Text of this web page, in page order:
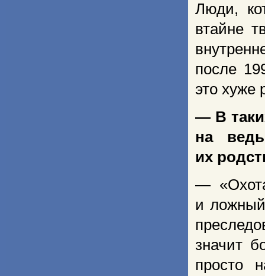
Люди,
втайне
после
это хуже
— В
на
их
—
и
значит
просто